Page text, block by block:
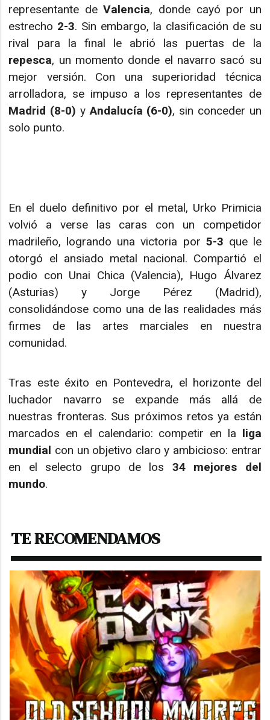
representante deValencia, donde cayó por un
estrecho 2-3. Sin embargo, la clasificación de su
rival para la final le abrió las puertas de la
repesca, un momento donde el navarro sacó su
mejor versión. Con una superioridad técnica
arrolladora, se impuso a los representantes de
Madrid (8-0) yAndalucía (6-0), sin conceder un
solo punto.
En el duelo definitivo por el metal, Urko Primicia
volvió a verse las caras con un competidor
madrileño, logrando una victoria por 5-3 que le
otorgó el ansiado metal nacional. Compartió el
podio con Unai Chica (Valencia), Hugo Álvarez
(Asturias) y Jorge Pérez (Madrid),
consolidándose como una de las realidades más
firmes de las artes marciales en nuestra
comunidad.
Tras este éxito en Pontevedra, el horizonte del
luchador navarro se expande más allá de
nuestras fronteras. Sus próximos retos ya están
marcados en el calendario: competir en la liga
mundial con un objetivo claro y ambicioso: entrar
en el selecto grupo de los 34 mejores del
mundo.
TE RECOMENDAMOS